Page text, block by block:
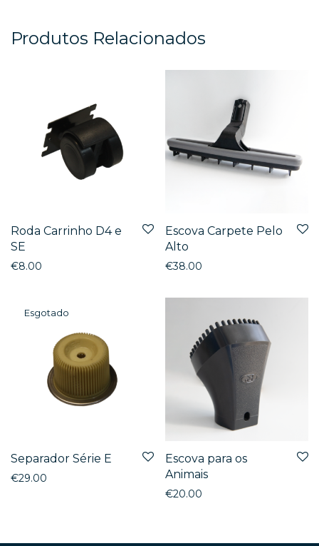
Produtos Relacionados
Roda Carrinho D4 e
SE
€8.00
Escova Carpete Pelo
Alto
€38.00
Separador Série E
€29.00
Escova para os
Animais
€20.00